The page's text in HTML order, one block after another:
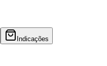
Indicações